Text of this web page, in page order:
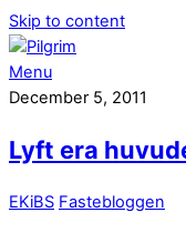
Skip to content
Menu
December 5, 2011
Lyft era
EKiBS Fastebloggen